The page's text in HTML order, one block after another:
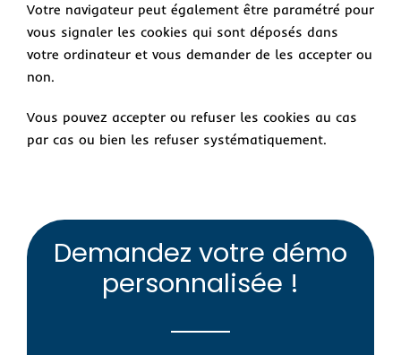
Votre navigateur peut également être paramétré pour
vous signaler les cookies qui sont déposés dans
votre ordinateur et vous demander de les accepter ou
non.
Vous pouvez accepter ou refuser les cookies au cas
par cas ou bien les refuser systématiquement.
Demandez votre démo
personnalisée !